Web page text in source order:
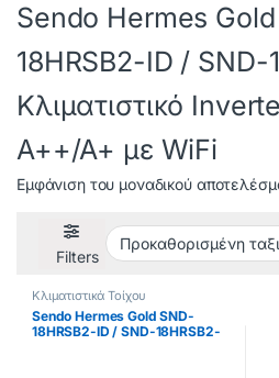
Sendo Hermes
18HRSB2-ID / SND-
Κλιματιστικό
A++/A+ με WiFi
Εμφάνιση του μοναδικού
Filters
Κλιματιστικά Τοίχου
Sendo Hermes Gold SND-
18HRSB2-ID / SND-18HRSB2-